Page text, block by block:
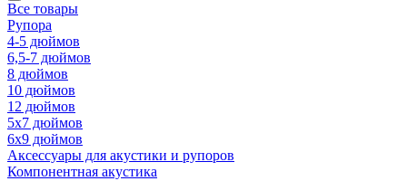
Все товары
Рупора
4-5 дюймов
6,5-7 дюймов
8 дюймов
10 дюймов
12 дюймов
5x7 дюймов
6х9 дюймов
Аксессуары для акустики и рупоров
Компонентная акустика